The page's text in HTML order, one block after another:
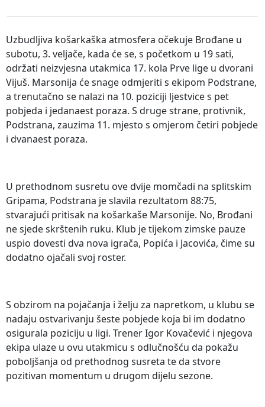
Uzbudljiva košarkaška atmosfera očekuje Brođane u
subotu, 3. veljače, kada će se, s početkom u 19 sati,
održati neizvjesna utakmica 17. kola Prve lige u dvorani
Vijuš. Marsonija će snage odmjeriti s ekipom Podstrane,
a trenutačno se nalazi na 10. poziciji ljestvice s pet
pobjeda i jedanaest poraza. S druge strane, protivnik,
Podstrana, zauzima 11. mjesto s omjerom četiri pobjede
i dvanaest poraza.
U prethodnom susretu ove dvije momčadi na splitskim
Gripama, Podstrana je slavila rezultatom 88:75,
stvarajući pritisak na košarkaše Marsonije. No, Brođani
ne sjede skrštenih ruku. Klub je tijekom zimske pauze
uspio dovesti dva nova igrača, Popića i Jacovića, čime su
dodatno ojačali svoj roster.
S obzirom na pojačanja i želju za napretkom, u klubu se
nadaju ostvarivanju šeste pobjede koja bi im dodatno
osigurala poziciju u ligi. Trener Igor Kovačević i njegova
ekipa ulaze u ovu utakmicu s odlučnošću da pokažu
poboljšanja od prethodnog susreta te da stvore
pozitivan momentum u drugom dijelu sezone.